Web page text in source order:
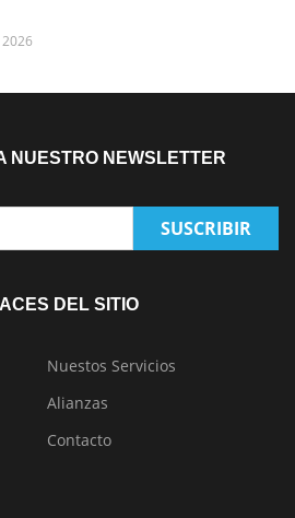
NUESTRO NEWSLETTER
SUSCRIBIR
DEL SITIO
Nuestos Servicios
Alianzas
Contacto